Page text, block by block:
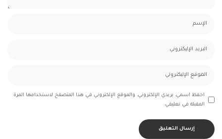
احفظ اسمي، بريدي الإلكتروني، والموقع الإلكتروني في هذا المتصفح لاستخدامها المرة
المقبلة في تعليقي.